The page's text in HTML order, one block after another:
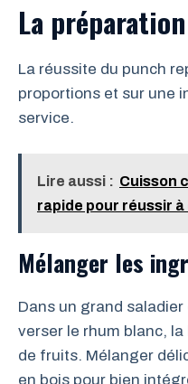
La
La réussite du punch
proportions et sur une
service.
Lire aussi : Cuisson
rapide pour réussir à
Mélanger les
Dans un grand
verser le rhum blanc, la
de fruits. Mélanger
en bois pour bien